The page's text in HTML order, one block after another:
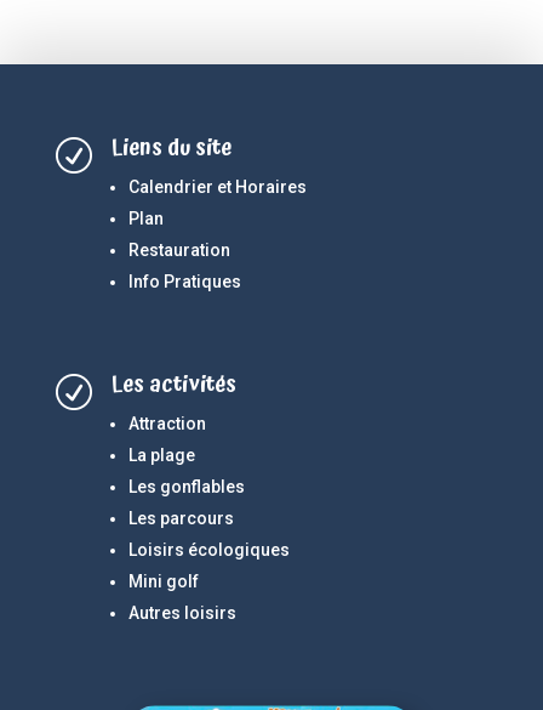
R Liens du site
Calendrier et Horaires
Plan
Restauration
Info Pratiques
R Les activités
Attraction
La plage
Les gonflables
Les parcours
Loisirs écologiques
Mini golf
Autres loisirs